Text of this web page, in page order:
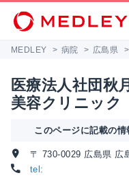
MEDLEY > 病院 > 広島県 >
医療法人社団秋
美容クリニック
このページに記載の情
〒 730-0029 広島県 広
tel: